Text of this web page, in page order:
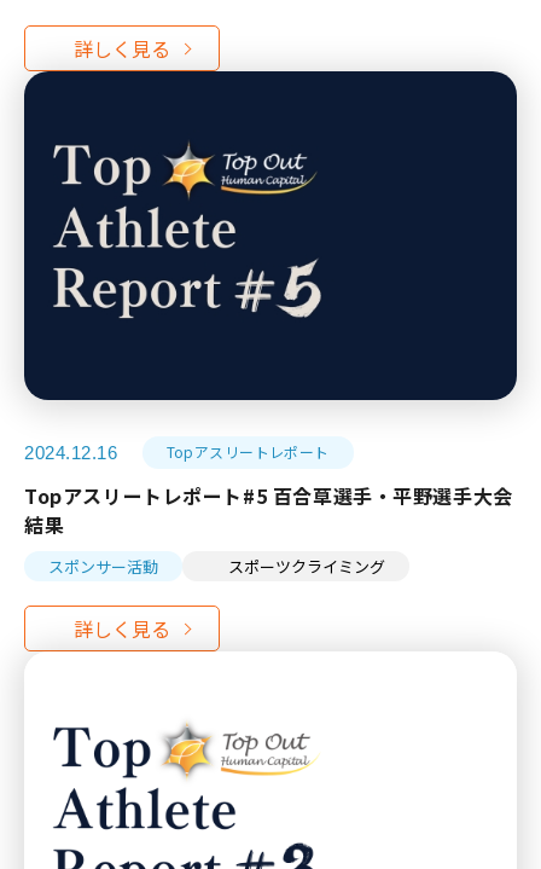
2024.12.16 Topアスリートレポート
Topアスリートレポート#5 百合草選手・平野選手大会
結果
スポンサー活動 スポーツクライミング